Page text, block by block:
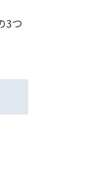
3つ